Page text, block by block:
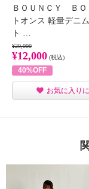
ＢＯＵＮＣＹ ＢＯ
トオンス 軽量デニ
ト …
¥20,000
¥12,000 (税込)
40%OFF
お気に入り